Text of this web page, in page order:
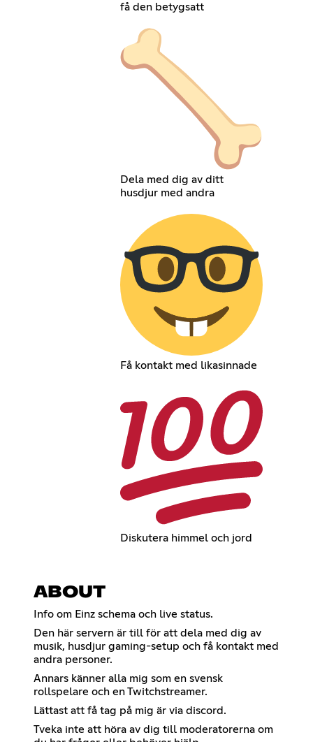
få den betygsatt
Dela med dig av ditt
husdjur med andra
Få kontakt med likasinnade
Diskutera himmel och jord
ABOUT
Info om Einz schema och live status.
Den här servern är till för att dela med dig av
musik, husdjur gaming-setup och få kontakt med
andra personer.
Annars känner alla mig som en svensk
rollspelare och en Twitchstreamer.
Lättast att få tag på mig är via discord.
Tveka inte att höra av dig till moderatorerna om